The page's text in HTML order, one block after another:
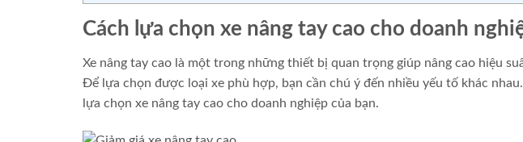
Cách lựa chọn xe nâng tay cao cho doanh
Xe nâng tay cao là một trong những thiết bị quan trọng giúp nâng cao hiệu
Để lựa chọn được loại xe phù hợp, bạn cần chú ý đến nhiều yếu tố khác
lựa chọn xe nâng tay cao cho doanh nghiệp của bạn.